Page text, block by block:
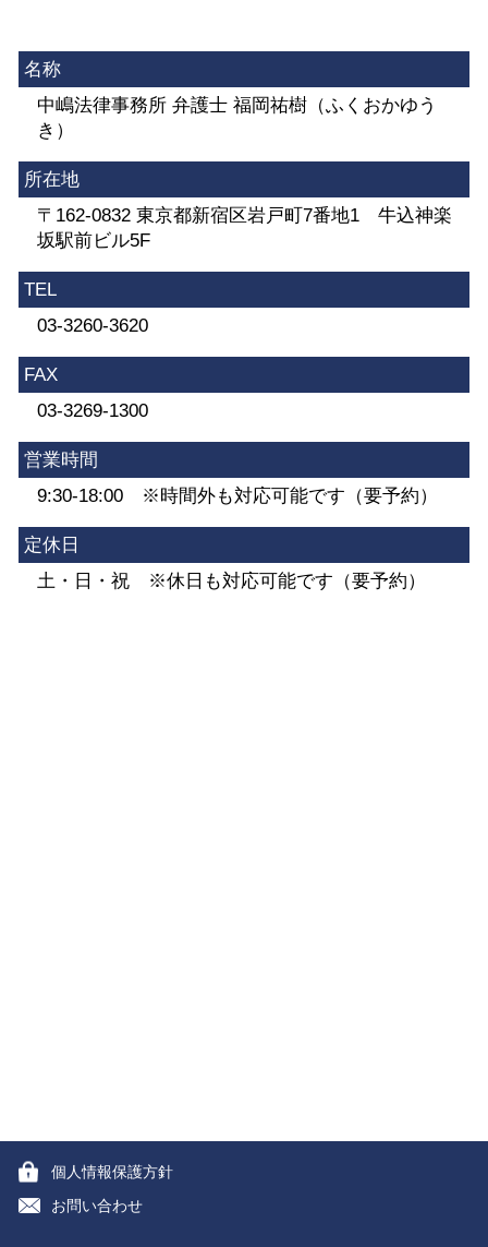
名称
中嶋法律事務所 弁護士 福岡祐樹（ふくおかゆう
き）
所在地
〒162-0832 東京都新宿区岩戸町7番地1 牛込神楽
坂駅前ビル5F
TEL
03-3260-3620
FAX
03-3269-1300
営業時間
9:30-18:00 ※時間外も対応可能です（要予約）
定休日
土・日・祝 ※休日も対応可能です（要予約）
個人情報保護方針
お問い合わせ